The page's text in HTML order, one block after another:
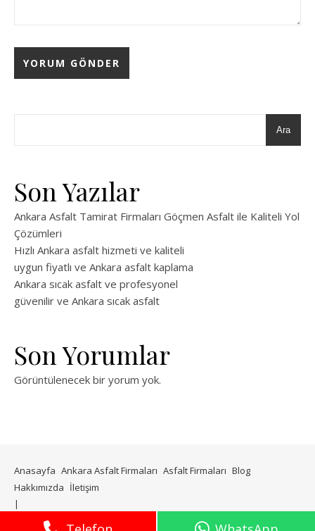
Ara
Son Yazılar
Ankara Asfalt Tamirat Firmaları Göçmen Asfalt ile Kaliteli Yol
Çözümleri
Hızlı Ankara asfalt hizmeti ve kaliteli
uygun fiyatlı ve Ankara asfalt kaplama
Ankara sıcak asfalt ve profesyonel
güvenilir ve Ankara sıcak asfalt
Son Yorumlar
Görüntülenecek bir yorum yok.
Anasayfa Ankara Asfalt Firmaları Asfalt Firmaları Blog
Hakkımızda İletişim
tarafından Ashe teması.